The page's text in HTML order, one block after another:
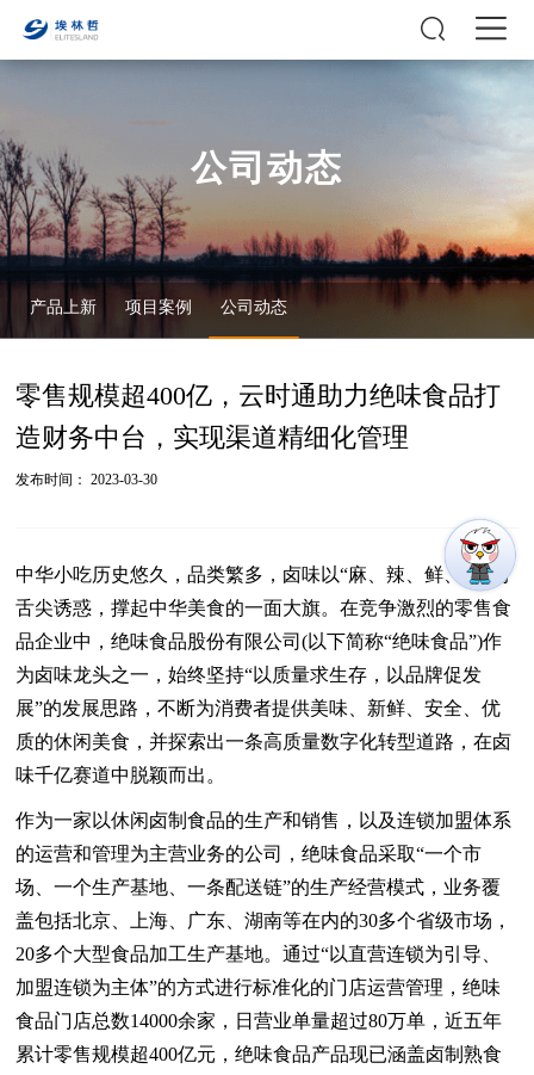
公司动态
产品上新 项目案例 公司动态
零售规模超400亿，云时通助力绝味食品打
造财务中台，实现渠道精细化管理
发布时间： 2023-03-30
中华小吃历史悠久，品类繁多，卤味以“麻、辣、鲜、香”的
舌尖诱惑，撑起中华美食的一面大旗。在竞争激烈的零售食
品企业中，绝味食品股份有限公司(以下简称“绝味食品”)作
为卤味龙头之一，始终坚持“以质量求生存，以品牌促发
展”的发展思路，不断为消费者提供美味、新鲜、安全、优
质的休闲美食，并探索出一条高质量数字化转型道路，在卤
味千亿赛道中脱颖而出。
作为一家以休闲卤制食品的生产和销售，以及连锁加盟体系
的运营和管理为主营业务的公司，绝味食品采取“一个市
场、一个生产基地、一条配送链”的生产经营模式，业务覆
盖包括北京、上海、广东、湖南等在内的30多个省级市场，
20多个大型食品加工生产基地。通过“以直营连锁为引导、
加盟连锁为主体”的方式进行标准化的门店运营管理，绝味
食品门店总数14000余家，日营业单量超过80万单，近五年
累计零售规模超400亿元，绝味食品产品现已涵盖卤制熟食